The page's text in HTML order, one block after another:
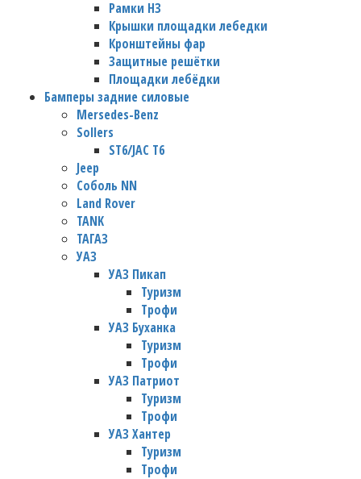
Рамки НЗ
Крышки площадки лебедки
Кронштейны фар
Защитные решётки
Площадки лебёдки
Бамперы задние силовые
Mersedes-Benz
Sollers
ST6/JAC T6
Jeep
Соболь NN
Land Rover
TANK
ТАГАЗ
УАЗ
УАЗ Пикап
Туризм
Трофи
УАЗ Буханка
Туризм
Трофи
УАЗ Патриот
Туризм
Трофи
УАЗ Хантер
Туризм
Трофи